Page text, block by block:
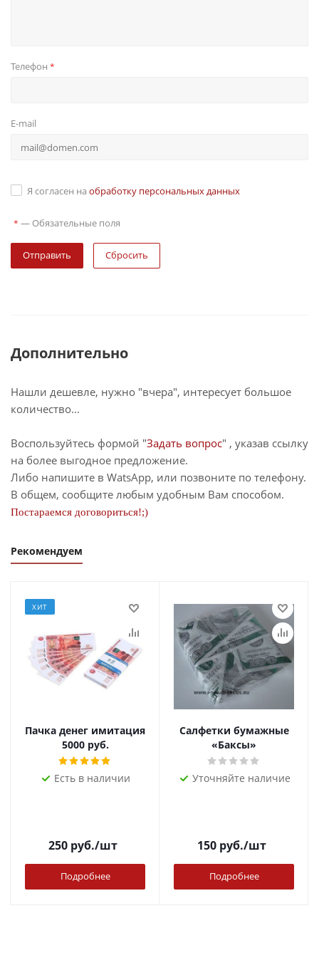
Телефон *
E-mail
Я согласен на обработку персональных данных
* — Обязательные поля
Сбросить
Дополнительно
Нашли дешевле, нужно "вчера", интересует большое
количество...
Воспользуйтесь формой "Задать вопрос" , указав ссылку
на более выгодное предложение.
Либо напишите в WatsApp, или позвоните по телефону.
В общем, сообщите любым удобным Вам способом.
Постараемся договориться!;)
Рекомендуем
ХИТ
Пачка денег имитация
5000 руб.
Есть в наличии
250руб./шт
Подробнее
Салфетки бумажные
«Баксы»
Уточняйте наличие
150руб./шт
Подробнее